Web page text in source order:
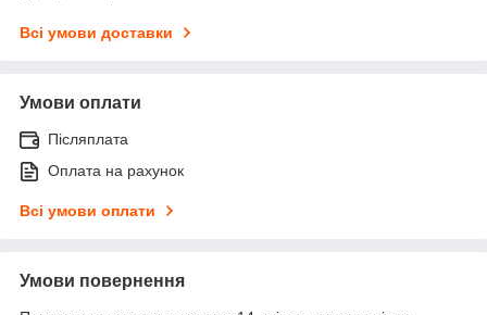
Всі умови доставки
Умови оплати
Післяплата
Оплата на рахунок
Всі умови оплати
Умови повернення